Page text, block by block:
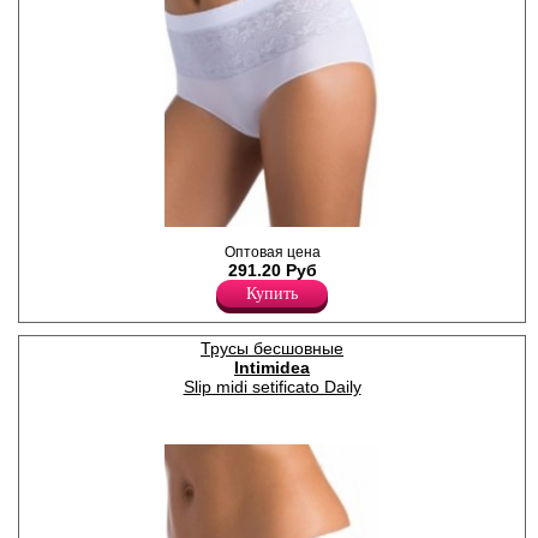
Трусики слипы бесшовные,
однотонные, с
антибактериальной
ластовицей, с широким
пояском и вставкой с
эффектом кружева.
Лайкра 8%
Полиамид 92%
Оптовая цена
291.20 Руб
Купить
Трусы бесшовные
Intimidea
Slip midi setificato Daily